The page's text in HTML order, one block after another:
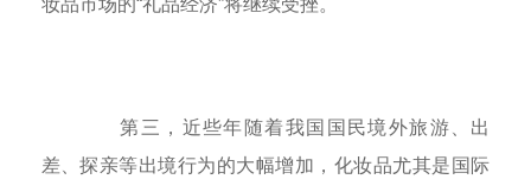
妆品市场的“礼品经济”将继续受挫。
第三，近些年随着我国国民境外旅游、出
差、探亲等出境行为的大幅增加，化妆品尤其是国际